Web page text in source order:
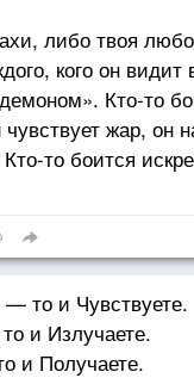
либо твоя
кого он видит
Кто-то
чувствует жар, он
то боится
проявлении своем,
непонятость,
страх и
в другом. В себе.
то и Чувствуете.
и Излучаете.
и Получаете.